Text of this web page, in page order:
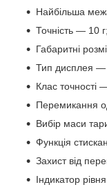
Найбільша
Точність — 10 г;
Габаритні
Тип дисплея —
Клас точності
Перемикання
Вибір маси
Функція
Захист від
Індикатор